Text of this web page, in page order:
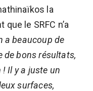
la
le SRFC n’a
a beaucoup de
de bons résultats,
Il y a juste un
surfaces,